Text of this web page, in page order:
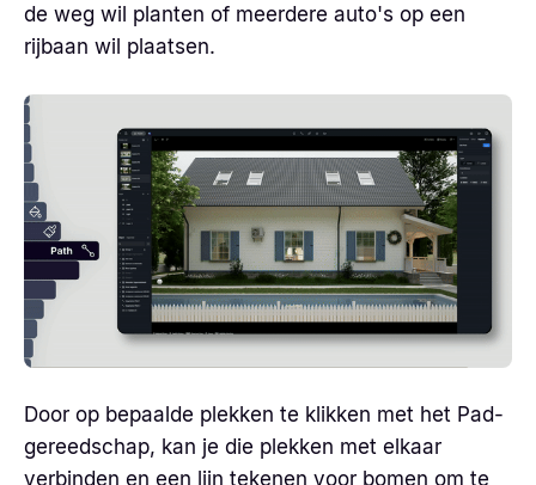
de weg wil planten of meerdere auto's op een
rijbaan wil plaatsen.
Door op bepaalde plekken te klikken met het Pad-
gereedschap, kan je die plekken met elkaar
verbinden en een lijn tekenen voor bomen om te